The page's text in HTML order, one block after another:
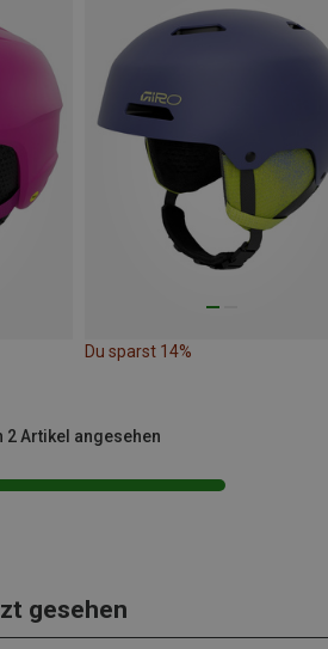
Du sparst 14%
2 Artikel angesehen
gesehen